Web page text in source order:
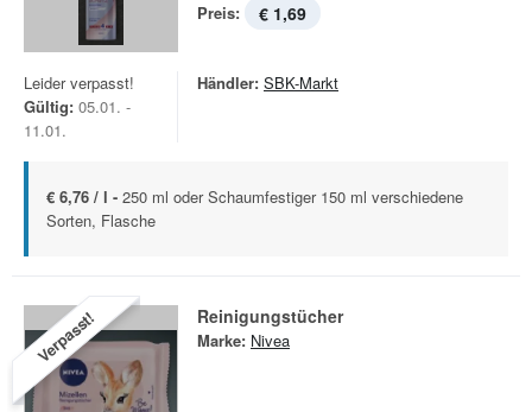
Preis: € 1,69
Leider verpasst!
Gültig: 05.01. -
11.01.
Händler: SBK-Markt
€ 6,76 / l - 250 ml oder Schaumfestiger 150 ml verschiedene
Sorten, Flasche
Verpasst! Reinigungstücher
Marke: Nivea